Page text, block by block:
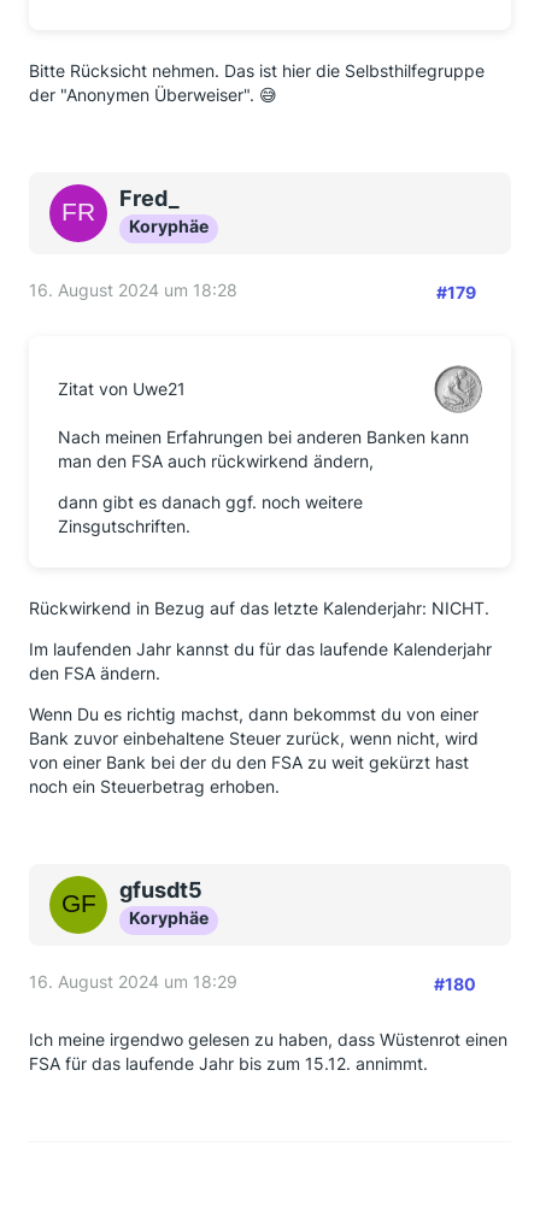
Bitte Rücksicht nehmen. Das ist hier die Selbsthilfegruppe
der "Anonymen Überweiser". 😅
Fred_
Koryphäe
16. August 2024 um 18:28 #179
Zitat von Uwe21
Nach meinen Erfahrungen bei anderen Banken kann
man den FSA auch rückwirkend ändern,
dann gibt es danach ggf. noch weitere
Zinsgutschriften.
Rückwirkend in Bezug auf das letzte Kalenderjahr: NICHT.
Im laufenden Jahr kannst du für das laufende Kalenderjahr
den FSA ändern.
Wenn Du es richtig machst, dann bekommst du von einer
Bank zuvor einbehaltene Steuer zurück, wenn nicht, wird
von einer Bank bei der du den FSA zu weit gekürzt hast
noch ein Steuerbetrag erhoben.
gfusdt5
Koryphäe
16. August 2024 um 18:29 #180
Ich meine irgendwo gelesen zu haben, dass Wüstenrot einen
FSA für das laufende Jahr bis zum 15.12. annimmt.